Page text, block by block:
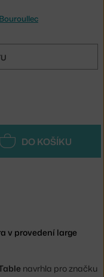
DO KOŠÍKU
v provedení large
navrhla pro značku